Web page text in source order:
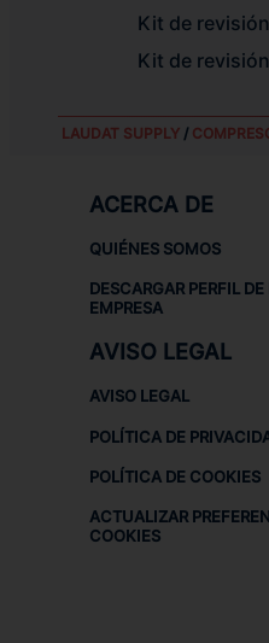
Kit de
Kit de
LAUDAT SUPPLY/
ACERCA DE
QUIÉNES SOMOS
DESCARGAR PERFIL DE
EMPRESA
AVISO LEGAL
AVISO LEGAL
POLÍTICA DE
POLÍTICA DE COOKIES
ACTUALIZAR
COOKIES